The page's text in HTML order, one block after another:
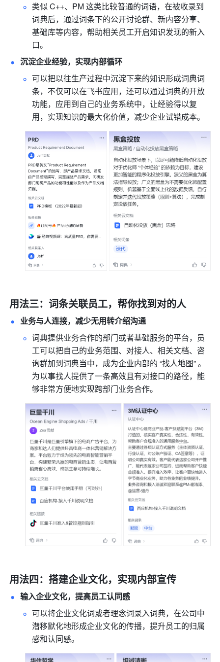
类似 C++、PM 这类比较普通的词语，在被收录到
词典后，通过词条下的公开讨论群、新内容分享、
基础库等内容，帮助相关员工开启知识发现的新入
口。
沉淀企业经验，实现内部循环
可以把以往生产过程中沉淀下来的知识形成词典词
条，不仅可以在飞书应用，还可以通过词典的开放
功能，应用到自己的业务系统中，让经验得以复
用，实现知识的最大化价值，减少企业试错成本。
用法三：词条关联员工，帮你找到对的人
业务与人连接，减少无用转介绍沟通
词典提供业务合作的部门或者基础服务的平台，员
工可以把自己的业务范围、对接人、相关文档、咨
询群加到词典当中，成为企业内部的 “找人地图” 。
为以事找人提供了一条高效且有对接口的路径，能
够非常方便地实现跨部门业务合作。
用法四：搭建企业文化，实现内部宣传
输入企业文化，提高员工认同感
可以将企业文化词或者理念词录入词典，在公司中
潜移默化地形成企业文化的传播，提升员工的归属
感和认同感。